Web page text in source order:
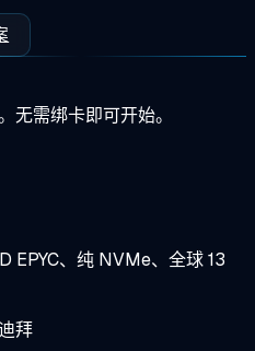
无需绑卡即可开始。
EPYC、纯 NVMe、全球 13
拜